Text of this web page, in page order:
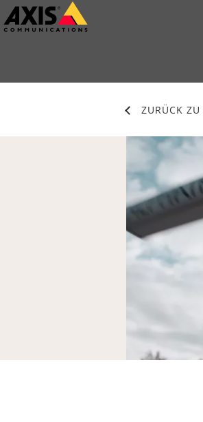
Zum
Hauptinhalt
ZURÜCK ZU